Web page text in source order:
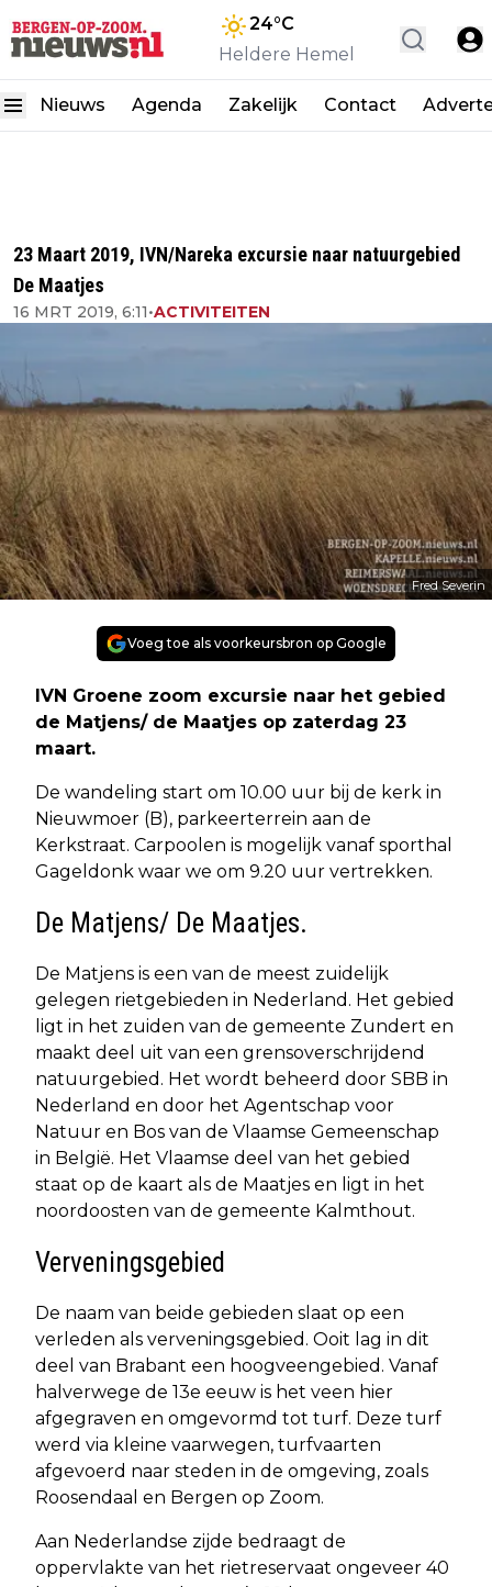
24°C
Heldere Hemel
Nieuws Agenda Zakelijk Contact
23 Maart 2019, IVN/Nareka excursie naar natuurgebied
De Maatjes
16 MRT 2019, 6:11•ACTIVITEITEN
Fred Severin
Voeg toe als voorkeursbron op Google
IVN Groene zoom excursie naar het gebied
de Matjens/ de Maatjes op zaterdag 23
maart.
De wandeling start om 10.00 uur bij de kerk in
Nieuwmoer (B), parkeerterrein aan de
Kerkstraat. Carpoolen is mogelijk vanaf sporthal
Gageldonk waar we om 9.20 uur vertrekken.
De Matjens/ De Maatjes.
De Matjens is een van de meest zuidelijk
gelegen rietgebieden in Nederland. Het gebied
ligt in het zuiden van de gemeente Zundert en
maakt deel uit van een grensoverschrijdend
natuurgebied. Het wordt beheerd door SBB in
Nederland en door het Agentschap voor
Natuur en Bos van de Vlaamse Gemeenschap
in België. Het Vlaamse deel van het gebied
staat op de kaart als de Maatjes en ligt in het
noordoosten van de gemeente Kalmthout.
Verveningsgebied
De naam van beide gebieden slaat op een
verleden als verveningsgebied. Ooit lag in dit
deel van Brabant een hoogveengebied. Vanaf
halverwege de 13e eeuw is het veen hier
afgegraven en omgevormd tot turf. Deze turf
werd via kleine vaarwegen, turfvaarten
afgevoerd naar steden in de omgeving, zoals
Roosendaal en Bergen op Zoom.
Aan Nederlandse zijde bedraagt de
oppervlakte van het rietreservaat ongeveer 40